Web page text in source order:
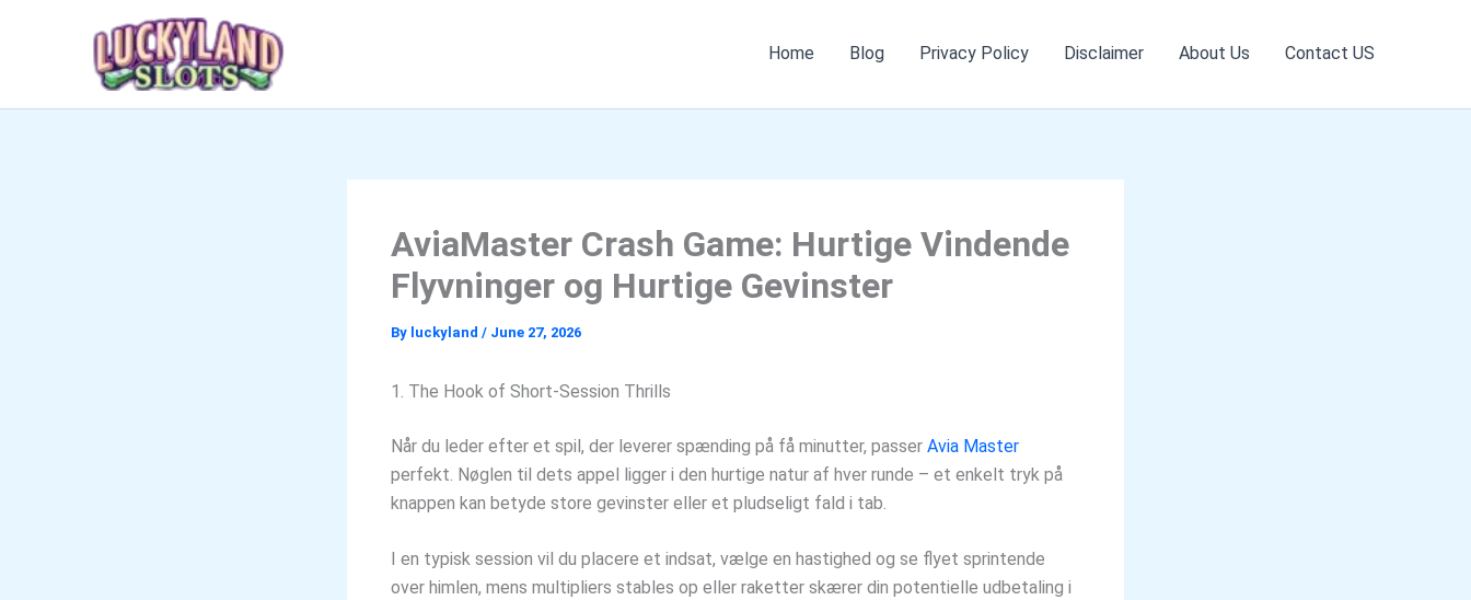
Home Blog Privacy Policy Disclaimer About Us Contact US
AviaMaster Crash Game: Hurtige Vindende
Flyvninger og Hurtige Gevinster
By luckyland / June 27, 2026
1. The Hook of Short‑Session Thrills
Når du leder efter et spil, der leverer spænding på få minutter, passer Avia Master
perfekt. Nøglen til dets appel ligger i den hurtige natur af hver runde – et enkelt tryk på
knappen kan betyde store gevinster eller et pludseligt fald i tab.
I en typisk session vil du placere et indsat, vælge en hastighed og se flyet sprintende
over himlen, mens multipliers stables op eller raketter skærer din potentielle udbetaling i